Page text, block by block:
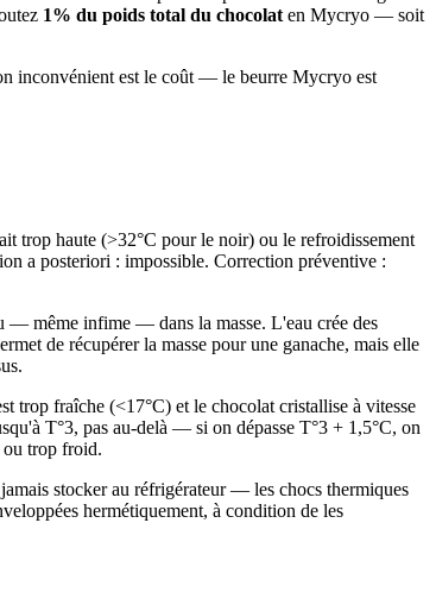
1% du poids total du chocolat en Mycryo — soit
inconvénient est le coût — le beurre Mycryo est
trop haute (>32°C pour le noir) ou le refroidissement
a posteriori : impossible. Correction préventive :
— même infime — dans la masse. L'eau crée des
de récupérer la masse pour une ganache, mais elle
trop fraîche (<17°C) et le chocolat cristallise à vitesse
T°3, pas au-delà — si on dépasse T°3 + 1,5°C, on
ou trop froid.
stocker au réfrigérateur — les chocs thermiques
hermétiquement, à condition de les